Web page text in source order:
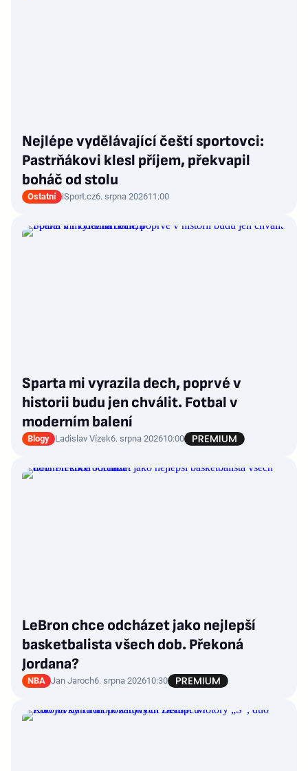
Nejlépe vydělávající čeští sportovci:
Pastrňákovi klesl příjem, překvapil
boháč od stolu
Ostatní iSport.cz6. srpna 202611:00
Sparta mi vyrazila dech, poprvé v
historii budu jen chválit. Fotbal v
moderním balení
Blogy Ladislav Vízek6. srpna 202610:00
LeBron chce odcházet jako nejlepší
basketbalista všech dob. Překoná
Jordana?
NBA Jan Jaroch6. srpna 202610:30